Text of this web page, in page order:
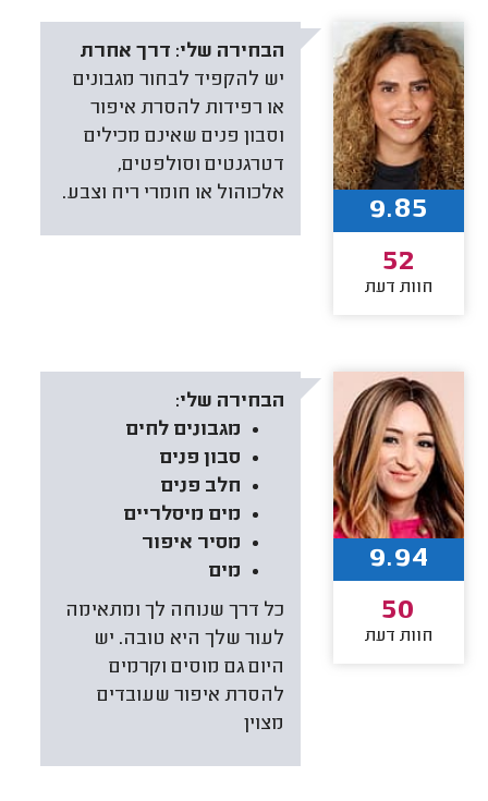
הבחירה שלי: דרך אחרת
יש להקפיד לבחור מגבונים
או רפידות להסרת איפור
וסבון פנים שאינם מכילים
דטרגנטים וסולפטים,
אלכוהול או חומרי ריח וצבע.
9.85
52
חוות דעת
הבחירה שלי:
מגבונים לחים
סבון פנים
חלב פנים
מים מיסלריים
מסיר איפור
מים
כל דרך שנוחה לך ומתאימה
לעור שלך היא טובה. יש
היום גם מוסים וקרמים
להסרת איפור שעובדים
מצוין
9.94
50
חוות דעת